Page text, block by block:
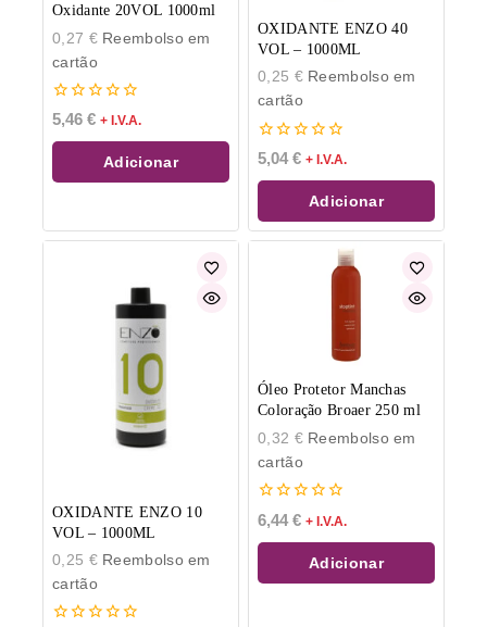
Oxidante 20VOL 1000ml
0,27 €Reembolso em
cartão
0
de
5
5,46 € + I.V.A.
Adicionar
OXIDANTE ENZO 40
VOL – 1000ML
0,25 €Reembolso em
cartão
0
de
5
5,04€ + I.V.A.
Adicionar
OXIDANTE ENZO 10
VOL – 1000ML
0,25 €Reembolso em
cartão
Óleo Protetor Manchas
Coloração Broaer 250 ml
0,32 €Reembolso em
cartão
0
de
5
6,44€ + I.V.A.
Adicionar